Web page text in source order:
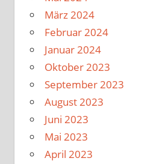
März 2024
Februar 2024
Januar 2024
Oktober 2023
September 2023
August 2023
Juni 2023
Mai 2023
April 2023